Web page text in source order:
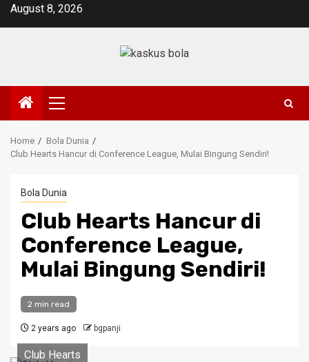
SkipAugust 8, 2026
Primary
Menu
Home
Bola Dunia
Club Hearts Hancur di Conference League, Mulai Bingung Sendiri!
Bola Dunia
Club Hearts Hancur di
Conference League,
Mulai Bingung Sendiri!
2 min read
2 years ago bgpanji
Club Hearts